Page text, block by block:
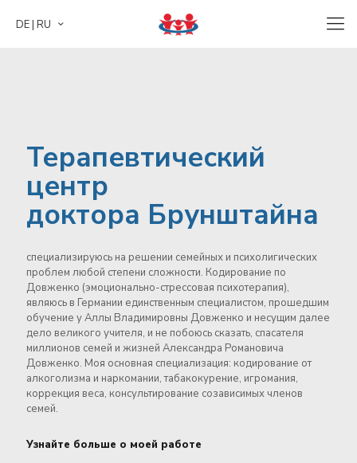
DE | RU
специализируюсь на решении семейных и психолигических
Довженко (эмоционально-стрессовая психотерапия),
являюсь в Германии единственным специалистом, прошедшим
обучение у Аллы Владимировны Довженко и несущим далее
миллионов семей и жизней Александра Романовича
Довженко. Моя основная специализация: кодирование от
алкоголизма и наркомании, табакокурение, игромания,
коррекция веса, консультирование созависимых членов
семей.
Узнайте больше о моей работе
Терапевтический
центр
доктора Брунштайна
специализируюсь на решении семейных и психолигических
проблем любой степени сложности. Кодирование по
Довженко (эмоционально-стрессовая психотерапия),
являюсь в Германии единственным специалистом, прошедшим
обучение у Аллы Владимировны Довженко и несущим далее
дело великого учителя, и не побоюсь сказать, спасателя
миллионов семей и жизней Александра Романовича
Довженко. Моя основная специализация: кодирование от
алкоголизма и наркомании, табакокурение, игромания,
коррекция веса, консультирование созависимых членов
семей.
Узнайте больше о моей работе